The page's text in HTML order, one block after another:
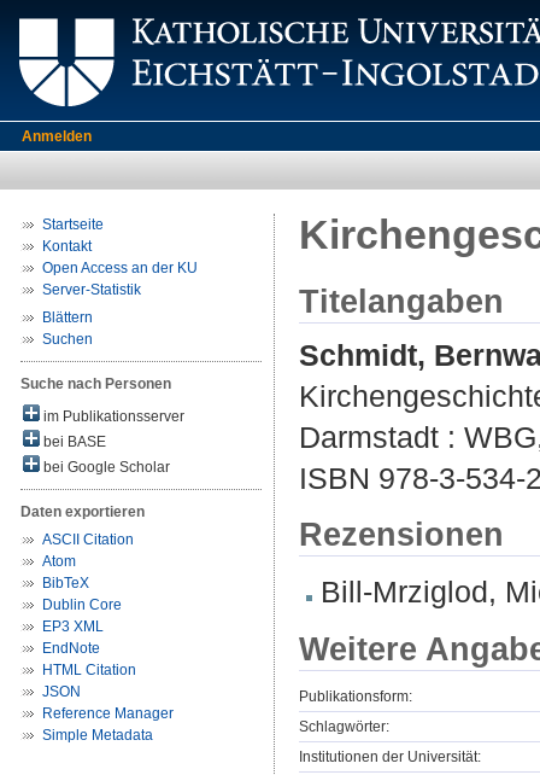
Anmelden
Startseite
Kontakt
Open Access an der KU
Server-Statistik
Blättern
Suchen
Suche nach Personen
im Publikationsserver
bei BASE
bei Google Scholar
Daten exportieren
ASCII Citation
Atom
BibTeX
Dublin Core
EP3 XML
EndNote
HTML Citation
JSON
Reference Manager
Simple Metadata
Titelangaben
Schmidt,
Darmstadt :
ISBN 978-3-534-
Rezensionen
Bill-Mrziglod,
Weitere
Publikationsform:
Schlagwörter:
Institutionen der Universität: